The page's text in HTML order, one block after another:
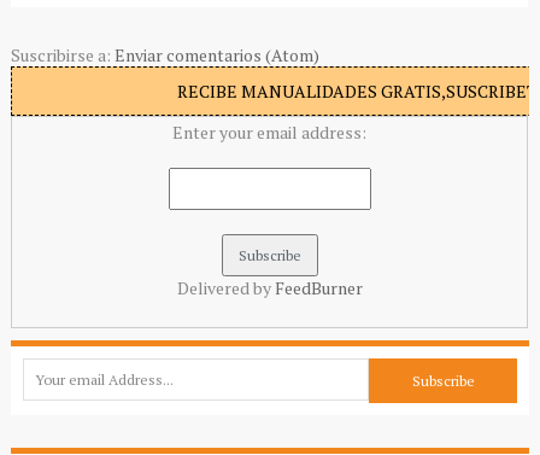
Suscribirse a: Enviar comentarios (Atom)
RECIBE MANUALIDADES
Enter your email address:
Delivered by FeedBurner